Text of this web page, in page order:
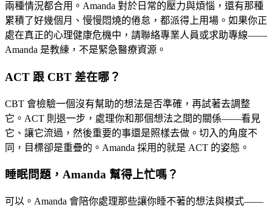
兩種情況都合用。Amanda 對於日常的壓力與煩惱，還有那種
累積了好幾個月、慢慢悶燒的倦怠，都派得上用場。如果你正
處在真正的心理健康危機中，請聯絡專業人員或求助專線——
Amanda 是教練，不是緊急醫療資源。
ACT 跟 CBT 差在哪？
CBT 會檢驗一個沒有幫助的想法是否準確，再試著去調整
它。ACT 則退一步，處理你和那個想法之間的關係——看見
它、讓它流過，然後重要的事還是照樣去做。切入的角度不
同，目標卻是重疊的。Amanda 採用的就是 ACT 的姿態。
睡眠問題，Amanda 幫得上忙嗎？
可以。Amanda 會陪你處理那些讓你睡不著的想法與模式——